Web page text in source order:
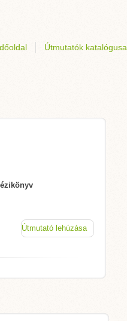
Útmutatók katalógusa
Útmutató lehúzása